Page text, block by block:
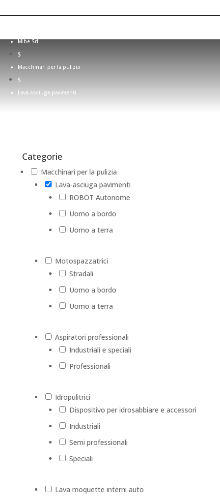
Lava-asciuga pavimenti
Mibe Srl
$
Macchinari per la pulizia
$
Lava-asciuga pavimenti
Categorie
Macchinari per la pulizia
Lava-asciuga pavimenti
ROBOT Autonome
Uomo a bordo
Uomo a terra
Motospazzatrici
Stradali
Uomo a bordo
Uomo a terra
Aspiratori professionali
Industriali e speciali
Professionali
Idropulitrici
Dispositivo per idrosabbiare e accessori
Industriali
Semi professionali
Speciali
Lava moquette interni auto